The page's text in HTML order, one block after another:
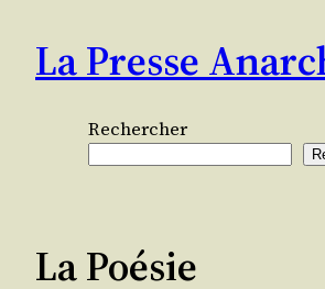
contenu
La Presse
Rechercher
La Poésie